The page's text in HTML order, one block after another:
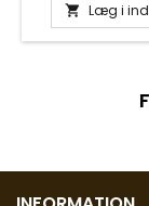
 Læg i